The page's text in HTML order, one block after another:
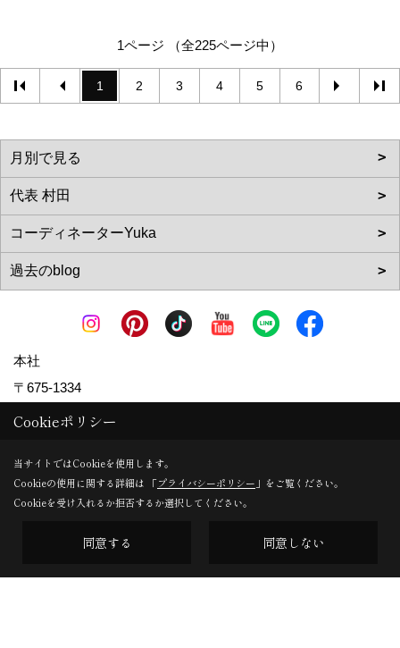
1ページ （全225ページ中）
1 2 3 4 5 6
本社
〒675-1334
兵庫県小野市大島町1762
FAX：0794-62-0824
＜営業時間＞9:00～18:00
Cookieポリシー
当サイトではCookieを使用します。
Cookieの使用に関する詳細は 「プライバシーポリシー 」をご覧ください。
Cookieを受け入れるか拒否するか選択してください。
同意する 同意しない